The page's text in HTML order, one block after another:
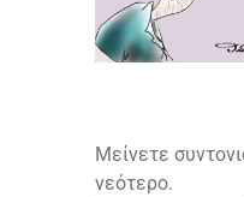
Μείνετε
νεότερο.